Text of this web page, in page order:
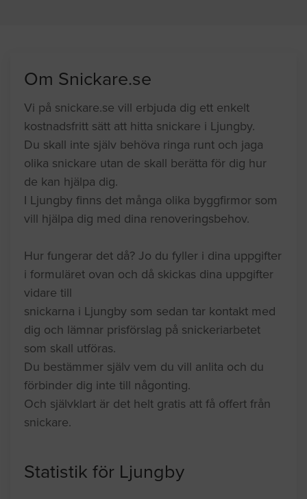
Om Snickare.se
Vi på snickare.se vill erbjuda dig ett enkelt
kostnadsfritt sätt att hitta snickare i Ljungby.
Du skall inte själv behöva ringa runt och jaga
olika snickare utan de skall berätta för dig hur
de kan hjälpa dig.
I Ljungby finns det många olika byggfirmor som
vill hjälpa dig med dina renoveringsbehov.
Hur fungerar det då? Jo du fyller i dina uppgifter
i formuläret ovan och då skickas dina uppgifter
vidare till
snickarna i Ljungby som sedan tar kontakt med
dig och lämnar prisförslag på snickeriarbetet
som skall utföras.
Du bestämmer själv vem du vill anlita och du
förbinder dig inte till någonting.
Och självklart är det helt gratis att få offert från
snickare.
Statistik för Ljungby